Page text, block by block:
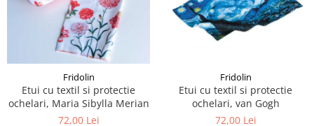
Fridolin
Etui cu textil si protectie
ochelari, Maria Sibylla Merian
72,00 Lei
Fridolin
Etui cu textil si protectie
ochelari, van Gogh
72,00 Lei